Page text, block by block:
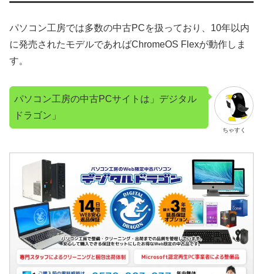
パソコン工房では多数の中古PCを扱っており、10年以内
に発売されたモデルであればChromeOS Flexが動作しま
す。
ちゃすく
パソコン工房の中古PCサイトは」デジタル
ドラゴン」